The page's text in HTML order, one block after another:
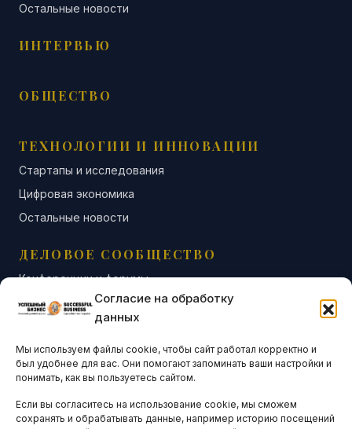
Согласие на обработку
данных
Мы используем файлы cookie, чтобы сайт работал корректно и
был удобнее для вас. Они помогают запоминать ваши настройки и
понимать, как вы пользуетесь сайтом.
Если вы согласитесь на использование cookie, мы сможем
сохранять и обрабатывать данные, например историю посещений
Остальные новости
ИНТЕРВЬЮ
ОБЩЕСТВО
ТЕХНОЛОГИИ И ИННОВАЦИИ
Стартапы и исследования
Цифровая экономика
Остальные новости
ДЕЛОВОЕ СООБЩЕСТВО
Конференции и форумы
Бизнес-клубы и ассоциации
Остальные новости
АНАЛИТИКА И СТАТИСТИКА
ARTICLES IN ENGLISH